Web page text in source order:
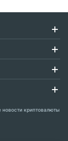
криптовалюты